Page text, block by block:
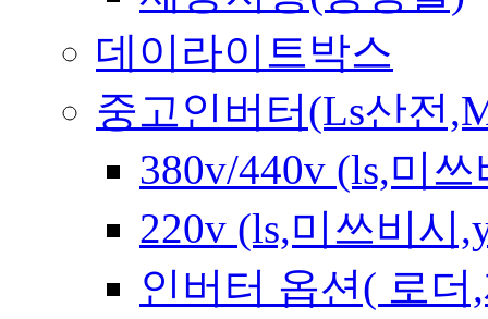
데이라이트박스
중고인버터(Ls산전
380v/440v (ls,미
220v (ls,미쓰비시
인버터 옵션( 로